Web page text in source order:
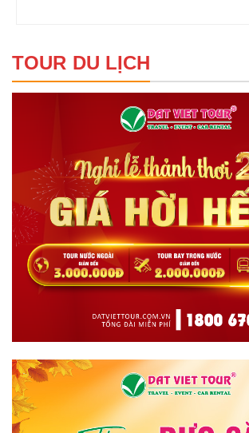
TOUR DU LỊCH